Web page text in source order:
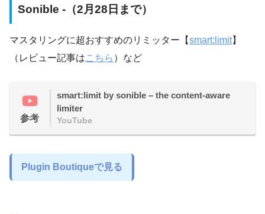
Sonible -（2月28日まで）
マスタリングに超おすすめのリミッター【smart:limit】
（レビュー記事はこちら ）など
参考
smart:limit by sonible – the content-aware
limiter
YouTube
Plugin Boutiqueで見る